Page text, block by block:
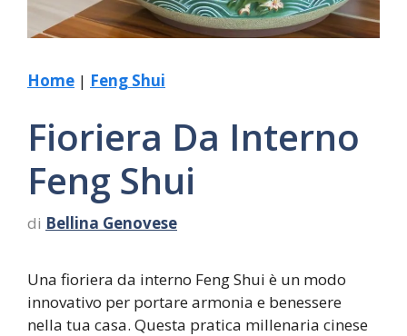
Home | Feng Shui
Fioriera Da Interno
Feng Shui
di Bellina Genovese
Una fioriera da interno Feng Shui è un modo
innovativo per portare armonia e benessere
nella tua casa. Questa pratica millenaria cinese